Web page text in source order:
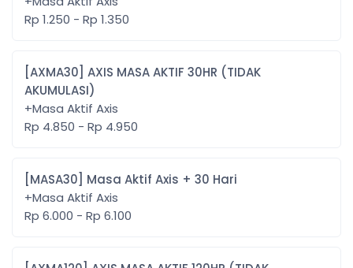
Rp 1.250 - Rp 1.350
[AXMA30] AXIS MASA AKTIF 30HR (TIDAK
AKUMULASI)
+Masa Aktif Axis
Rp 4.850 - Rp 4.950
[MASA30] Masa Aktif Axis + 30 Hari
+Masa Aktif Axis
Rp 6.000 - Rp 6.100